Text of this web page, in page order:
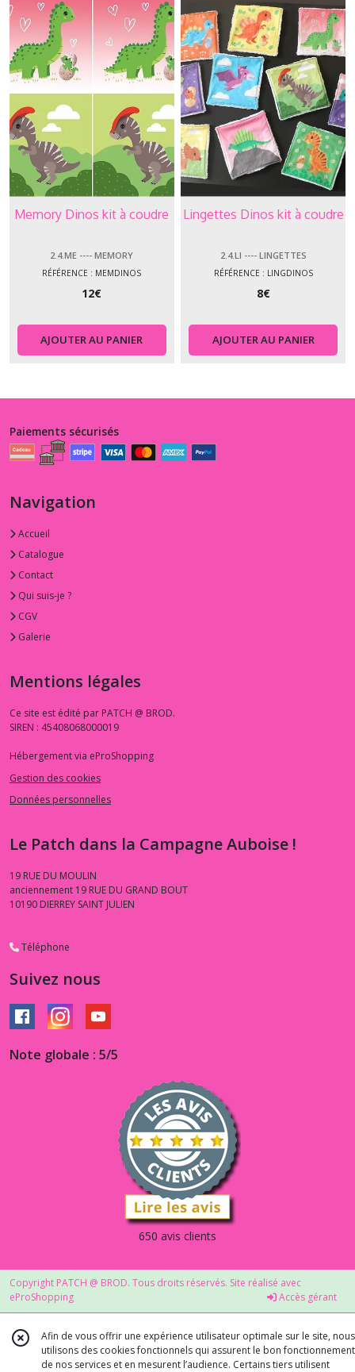
Memory Dinos kit à coudre
2.4.ME ---- MEMORY
RÉFÉRENCE : MEMDINOS
12€
AJOUTER AU PANIER
Lingettes Dinos kit à coudre
2.4.LI ---- LINGETTES
RÉFÉRENCE : LINGDINOS
8€
AJOUTER AU PANIER
Paiements sécurisés
Navigation
Accueil
Catalogue
Contact
Qui suis-je ?
CGV
Galerie
Mentions légales
Ce site est édité par PATCH @ BROD.
SIREN : 45408068000019
Hébergement via eProShopping
Gestion des cookies
Données personnelles
Le Patch dans la Campagne Auboise !
19 RUE DU MOULIN
anciennement 19 RUE DU GRAND BOUT
10190 DIERREY SAINT JULIEN
Téléphone
Suivez nous
Note globale : 5/5
650 avis clients
Copyright PATCH @ BROD. Tous droits réservés. Site réalisé avec
eProShopping
Accès gérant
Afin de vous offrir une expérience utilisateur optimale sur le site, nous
utilisons des cookies fonctionnels qui assurent le bon fonctionnement
de nos services et en mesurent l’audience. Certains tiers utilisent